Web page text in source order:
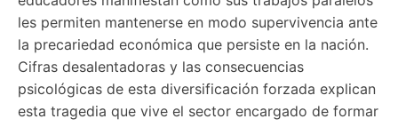
les permiten mantenerse en modo supervivencia ante
la precariedad económica que persiste en la nación.
Cifras desalentadoras y las consecuencias
psicológicas de esta diversificación forzada explican
esta tragedia que vive el sector encargado de formar